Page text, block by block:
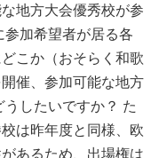
地方大会優秀校が参
加希望者が居る各
こか（おそらく和歌
催、参加可能な地方
したいですか？ た
は昨年度と同様、欧
あるため、出場権は